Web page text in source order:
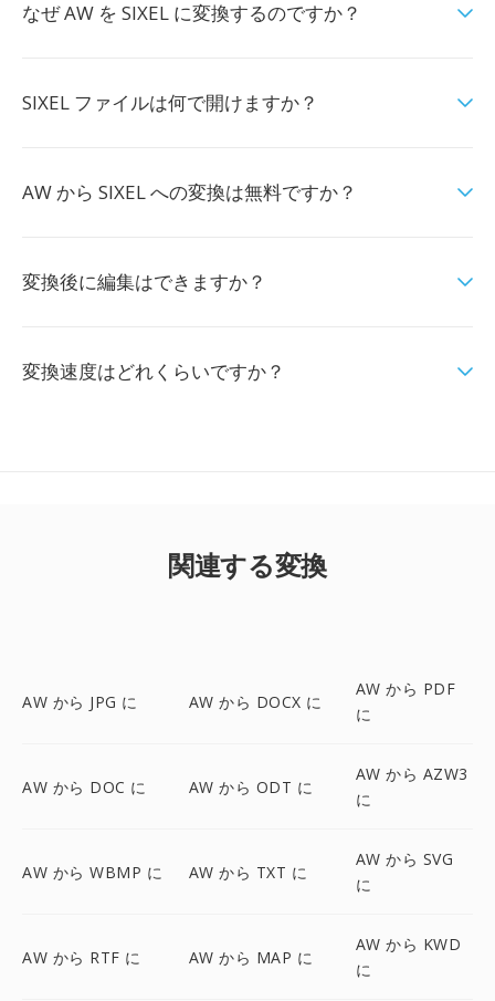
なぜ AW を SIXEL に変換するのですか？
SIXEL ファイルは何で開けますか？
AW から SIXEL への変換は無料ですか？
変換後に編集はできますか？
変換速度はどれくらいですか？
関連する変換
AW から JPG に AW から DOCX に
AW から PDF
に
AW から DOC に AW から ODT に
AW から AZW3
に
AW から WBMP に AW から TXT に
AW から SVG
に
AW から RTF に AW から MAP に
AW から KWD
に